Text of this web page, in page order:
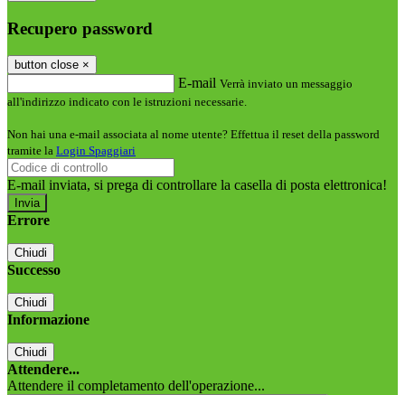
Recupero password
button close ×
E-mail Verrà inviato un messaggio
all'indirizzo indicato con le istruzioni necessarie.
Non hai una e-mail associata al nome utente? Effettua il reset della password
tramite la Login Spaggiari
E-mail inviata, si prega di controllare la casella di posta elettronica!
Errore
Chiudi
Successo
Chiudi
Informazione
Chiudi
Attendere...
Attendere il completamento dell'operazione...